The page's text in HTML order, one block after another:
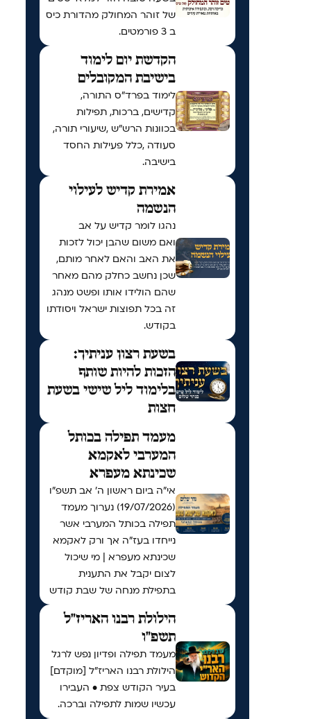
של זוהר המחולק מהדורת כיס
ב 3 פורמטים.
הקדשת יום לימוד
בישיבת המקובלים
לימוד בפרד"ס התורה,
קדישים, ברכות, תפילות
בכוונות הרש"ש ,שיעורי תורה,
סעודה ,כלל פעילות החסד
בישיבה.
אמירת קדיש לעילוי
הנשמה
נהגו לומר קדיש על אב
ואם משום שהבן יכול לזכות
את האב והאם לאחר מותם,
שכן נחשב כחלק מהם מאחר
שהם הולידו אותו ופשט מנהג
זה בכל תפוצות ישראל ויסודתו
בקודש.
בשעת רצון עניתיך:
הזכות להיות שותף
בלימוד ליל שישי בשעת
חצות
מעמד תפילה בכותל
המערבי לאקמא
שכינתא מעפרא
אי"ה ביום ראשון ה׳ אב תשפ״ו
(19/07/2026) נערוך מעמד
תפילה בכותל המערבי אשר
נייחדו בעז"ה אך ורק לאקמא
שכינתא מעפרא | מי שיכול
לצום יקבל את התענית
בתפילת מנחה של שבת קודש
הילולת רבנו האריז"ל
תשפ"ו
מעמד תפילה ופדיון נפש לרגל
הילולת רבנו האריז"ל [מוקדם]
בעיר הקודש צפת • העבירו
עכשיו שמות לתפילה וברכה.